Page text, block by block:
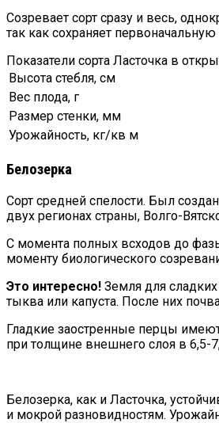
Созревает сорт сразу и весь,
так как сохраняет
Показатели сорта Ласточка в
Высота стебля, см
Вес плода, г
Размер стенки, мм
Урожайность, кг/кв м
Белозерка
Сорт средней спелости. Был
двух регионах страны, Волго-
С момента полных всходов до
моменту биологического
Это интересно! Земля для
тыква или капуста. После них
Гладкие заостренные перцы
при толщине внешнего слоя в 6,5-
Белозерка, как и Ласточка,
и мокрой разновидностям.